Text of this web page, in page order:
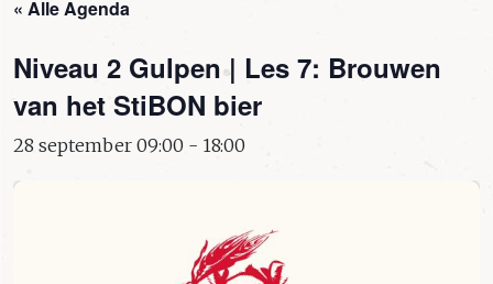
« Alle Agenda
Niveau 2 Gulpen | Les 7: Brouwen
van het StiBON bier
28 september 09:00 - 18:00